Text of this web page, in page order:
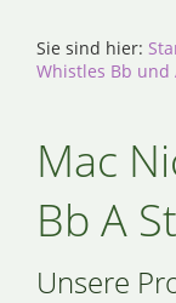
Sie sind hier:
Whistles Bb und
Mac
Bb A
Unsere